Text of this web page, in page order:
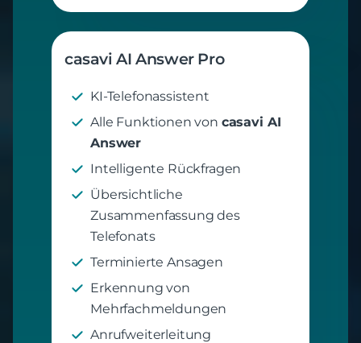
casavi AI Answer Pro
KI-Telefonassistent
Alle Funktionen von casavi AI
Answer
Intelligente Rückfragen
Übersichtliche
Zusammenfassung des
Telefonats
Terminierte Ansagen
Erkennung von
Mehrfachmeldungen
Anrufweiterleitung